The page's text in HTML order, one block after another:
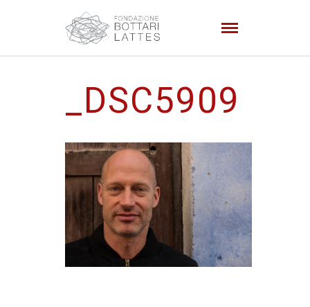
_DSC5909